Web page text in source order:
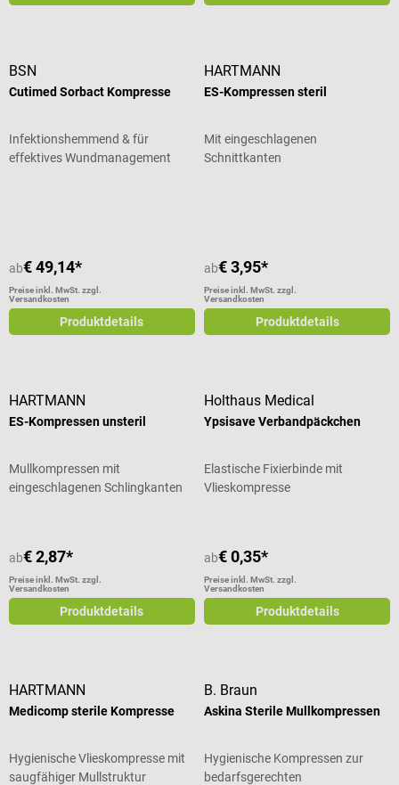
BSN
Cutimed Sorbact Kompresse
Infektionshemmend & für
effektives Wundmanagement
ab€ 49,14*
Preise inkl. MwSt. zzgl.
Versandkosten
Produktdetails
HARTMANN
ES-Kompressen steril
Mit eingeschlagenen
Schnittkanten
ab€ 3,95*
Preise inkl. MwSt. zzgl.
Versandkosten
Produktdetails
HARTMANN
ES-Kompressen unsteril
Mullkompressen mit
eingeschlagenen Schlingkanten
ab€ 2,87*
Preise inkl. MwSt. zzgl.
Versandkosten
Produktdetails
Holthaus Medical
Ypsisave Verbandpäckchen
Elastische Fixierbinde mit
Vlieskompresse
ab€ 0,35*
Preise inkl. MwSt. zzgl.
Versandkosten
Produktdetails
HARTMANN
Medicomp sterile Kompresse
Hygienische Vlieskompresse mit
saugfähiger Mullstruktur
B. Braun
Askina Sterile Mullkompressen
Hygienische Kompressen zur
bedarfsgerechten